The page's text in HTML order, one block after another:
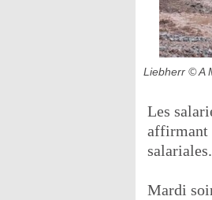
Liebherr © A
Les
affirmant
salariales.
Mardi